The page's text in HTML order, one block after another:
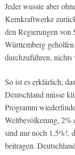
Jeder wusste aber
Kernkraftwerke
den Regierungen
Württemberg
durchzuführen, nichts
So ist es erklärlich,
Deutschland müsse
Programm
Weltbevölkerung, 2%
sind nur noch 1,5%!,
beitragen.